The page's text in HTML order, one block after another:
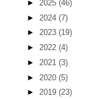
► 2025 (46)
► 2024 (7)
► 2023 (19)
► 2022 (4)
► 2021 (3)
► 2020 (5)
► 2019 (23)